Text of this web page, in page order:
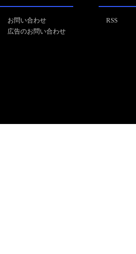
お問い合わせ
広告のお問い合わせ
RSS